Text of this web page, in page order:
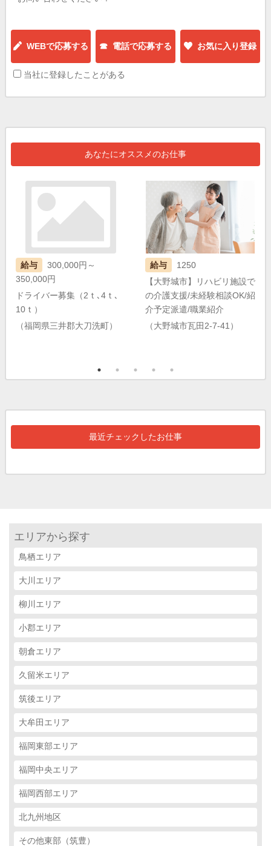
エリアから探す
鳥栖エリア
大川エリア
柳川エリア
小郡エリア
朝倉エリア
久留米エリア
筑後エリア
大牟田エリア
福岡東部エリア
福岡中央エリア
福岡西部エリア
北九州地区
その他東部（筑豊）
WEBで応募する ☎ 電話で応募する お気に入り登録
当社に登録したことがある
あなたにオススメのお仕事
給与
300,000円～
350,000円
ドライバー募集（2ｔ､4ｔ､
10ｔ）
（福岡県三井郡大刀洗町）
給与
1250
【大野城市】リハビリ施設で
の介護支援/未経験相談OK/紹
介予定派遣/職業紹介
（大野城市瓦田2-7-41）
最近チェックしたお仕事